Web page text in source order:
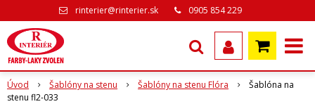
rinterier@rinterier.sk 0905 854 229
Úvod Šablóny na stenu Šablóny na stenu Flóra
Šablóna na
stenu fl2-033